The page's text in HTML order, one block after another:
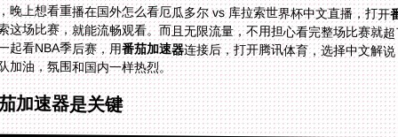
晚上想看重播在国外怎么看厄瓜多尔 vs 库拉索世界杯中文直播，打开
这场比赛，就能流畅观看。而且无限流量，不用担心看完整场比赛就
起看NBA季后赛，用番茄加速器连接后，打开腾讯体育，选择中文解
加油，氛围和国内一样热烈。
加速器是关键